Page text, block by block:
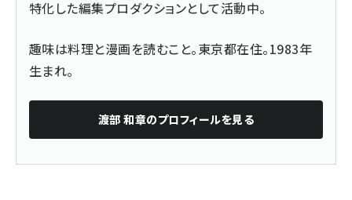
特化した編集プロダクションとして活動中。
趣味は料理と漫画を読むこと。東京都在住。1983年
生まれ。
渡部 和章のプロフィールを見る